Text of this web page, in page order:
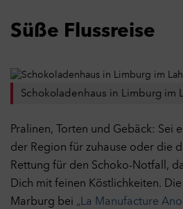
Süße Flussreise
Schokoladenhaus in Limburg im
Pralinen, Torten und Gebäck: Sei
der Region für zuhause oder die
Rettung für den Schoko-Notfall,
Dich mit feinen Köstlichkeiten.
Marburg bei „La Manufacture